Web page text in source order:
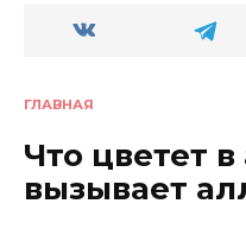
ГЛАВНАЯ
Что цветет в
вызывает